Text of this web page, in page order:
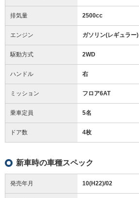
排気量 2500cc
エンジン ガソリン(レギュラー)
駆動方式 2WD
ハンドル 右
ミッション フロア6AT
乗車定員 5名
ドア数 4枚
新車時の車種スペック
発売年月 10(H22)/02